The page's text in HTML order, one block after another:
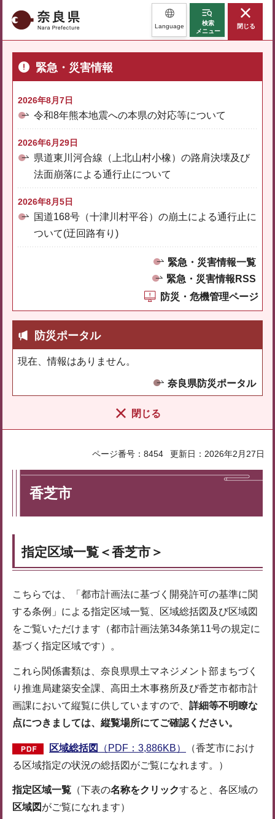
奈良県 Language
検索
メニュー
閉じる
緊急・災害情報
2026年8月7日
令和8年熊本地震への本県の対応等について
2026年6月29日
県道東川河合線（上北山村小橡）の路肩決壊及び
法面崩落による通行止について
2026年8月5日
国道168号（十津川村平谷）の崩土による通行止に
ついて(迂回路有り)
緊急・災害情報一覧
緊急・災害情報RSS
防災・危機管理ページ
防災ポータル
現在、情報はありません。
奈良県防災ポータル
閉じる
ページ番号：8454 更新日：2026年2月27日
香芝市
指定区域一覧＜香芝市＞
こちらでは、「都市計画法に基づく開発許可の基準に関
する条例」による指定区域一覧、区域総括図及び区域図
をご覧いただけます（都市計画法第34条第11号の規定に
基づく指定区域です）。
これら関係書類は、奈良県県土マネジメント部まちづく
り推進局建築安全課、高田土木事務所及び香芝市都市計
画課において縦覧に供していますので、 詳細等不明瞭な
点につきましては、縦覧場所にてご確認ください。
区域総括図 （PDF：3,886KB）
（香芝市におけ
る区域指定の状況の総括図がご覧になれます。）
指定区域一覧 （下表の名称をクリックすると、各区域の
区域図 がご覧になれます）